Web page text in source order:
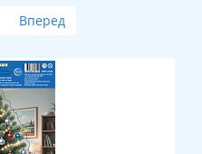
Вперед